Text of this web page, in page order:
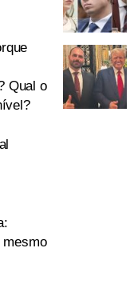
Qual o
mesmo